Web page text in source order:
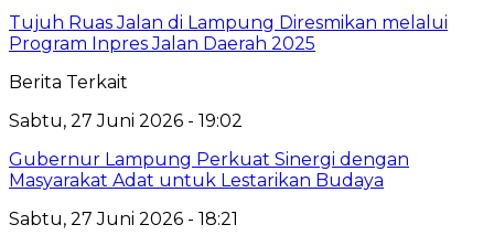
Tujuh Ruas Jalan di Lampung Diresmikan melalui
Program Inpres Jalan Daerah 2025
Berita Terkait
Sabtu, 27 Juni 2026 - 19:02
Gubernur Lampung Perkuat Sinergi dengan
Masyarakat Adat untuk Lestarikan Budaya
Sabtu, 27 Juni 2026 - 18:21